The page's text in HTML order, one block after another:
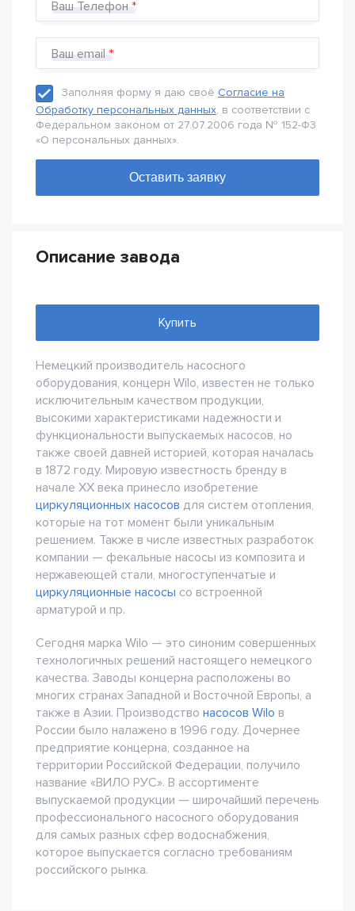
Ваш Телефон
Ваш email
Заполняя форму я даю своё Согласие на
Обработку персональных данных, в соответствии с
Федеральном законом от 27.07.2006 года № 152-Ф3
«О персональных данных».
Описание завода
Купить
Немецкий производитель насосного
оборудования, концерн Wilo, известен не только
исключительным качеством продукции,
высокими характеристиками надежности и
функциональности выпускаемых насосов, но
также своей давней историей, которая началась
в 1872 году. Мировую известность бренду в
начале XX века принесло изобретение
циркуляционных насосов для систем отопления,
которые на тот момент были уникальным
решением. Также в числе известных разработок
компании — фекальные насосы из композита и
нержавеющей стали, многоступенчатые и
циркуляционные насосы со встроенной
арматурой и пр.
Сегодня марка Wilo — это синоним совершенных
технологичных решений настоящего немецкого
качества. Заводы концерна расположены во
многих странах Западной и Восточной Европы, а
также в Азии. Производство насосов Wilo в
России было налажено в 1996 году. Дочернее
предприятие концерна, созданное на
территории Российской Федерации, получило
название «ВИЛО РУС». В ассортименте
выпускаемой продукции — широчайший перечень
профессионального насосного оборудования
для самых разных сфер водоснабжения,
которое выпускается согласно требованиям
российского рынка.